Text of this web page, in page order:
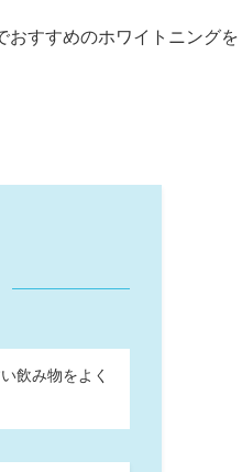
おすすめのホワイトニングを
飲み物をよく